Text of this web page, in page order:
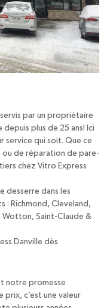
par un propriétaire
plus de 25 ans! Ici
service qui soit. Que ce
de réparation de pare-
chez Vitro Express
desserre dans les
: Richmond, Cleveland,
Wotton, Saint-Claude &
Danville dès
notre promesse
prix, c’est une valeur